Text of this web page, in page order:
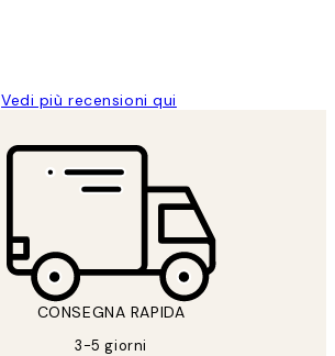
Vedi più recensioni qui
CONSEGNA RAPIDA
3-5 giorni